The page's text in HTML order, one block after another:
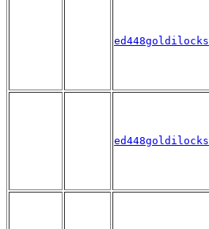
ed448goldilocks
ed448goldilocks